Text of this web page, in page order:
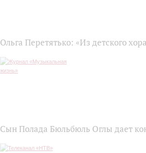
Ольга Перетятько: «Из детского
Сын Полада Бюльбюль Оглы дает